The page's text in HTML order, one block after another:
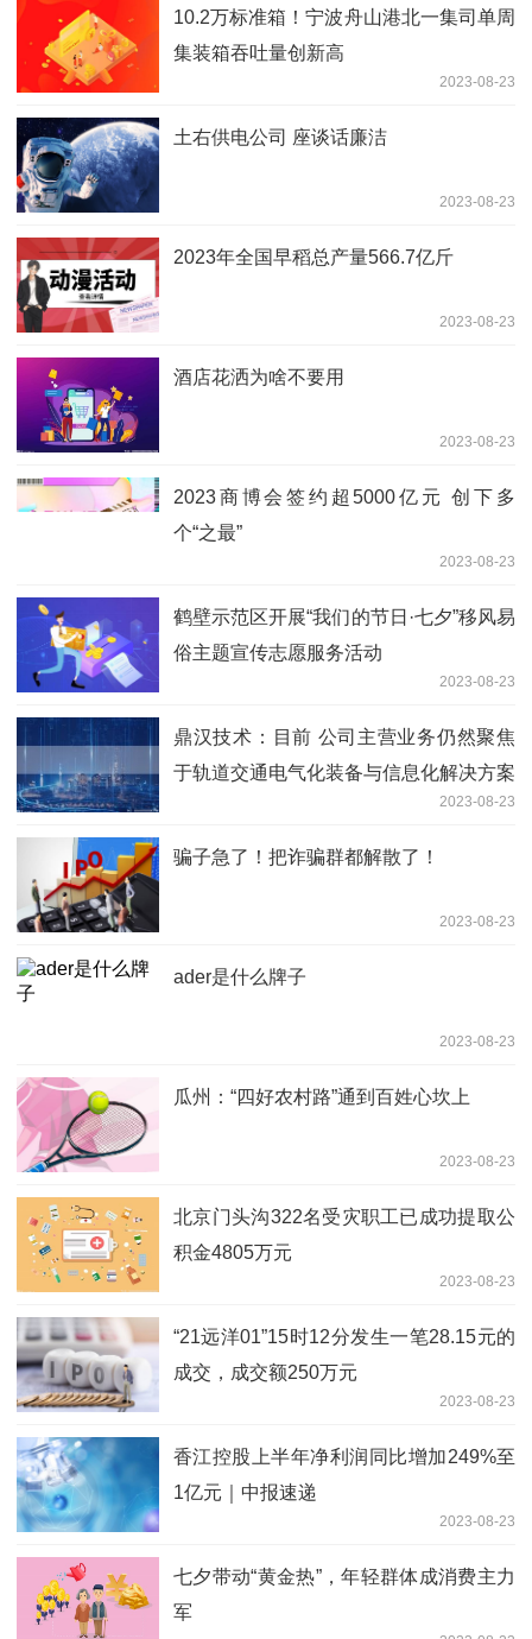
10.2万标准箱！宁波舟山港北一集司单周
集装箱吞吐量创新高
2023-08-23
土右供电公司 座谈话廉洁
2023-08-23
2023年全国早稻总产量566.7亿斤
2023-08-23
酒店花洒为啥不要用
2023-08-23
2023商博会签约超5000亿元 创下多
个“之最”
2023-08-23
鹤壁示范区开展“我们的节日·七夕”移风易
俗主题宣传志愿服务活动
2023-08-23
鼎汉技术：目前 公司主营业务仍然聚焦
于轨道交通电气化装备与信息化解决方案
2023-08-23
骗子急了！把诈骗群都解散了！
2023-08-23
ader是什么牌子
2023-08-23
瓜州：“四好农村路”通到百姓心坎上
2023-08-23
北京门头沟322名受灾职工已成功提取公
积金4805万元
2023-08-23
“21远洋01”15时12分发生一笔28.15元的
成交，成交额250万元
2023-08-23
香江控股上半年净利润同比增加249%至
1亿元｜中报速递
2023-08-23
七夕带动“黄金热”，年轻群体成消费主力
军